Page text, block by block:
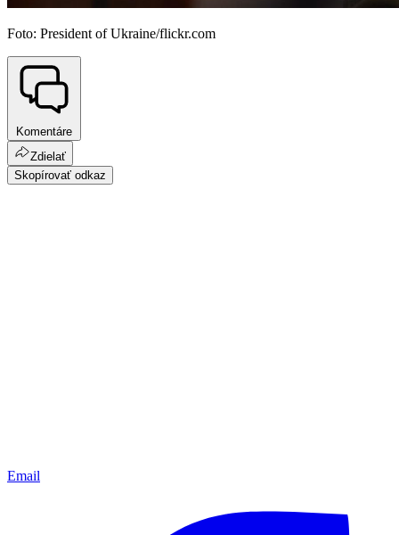
Foto: President of Ukraine/flickr.com
Komentáre
Zdielať
Skopírovať odkaz
Email